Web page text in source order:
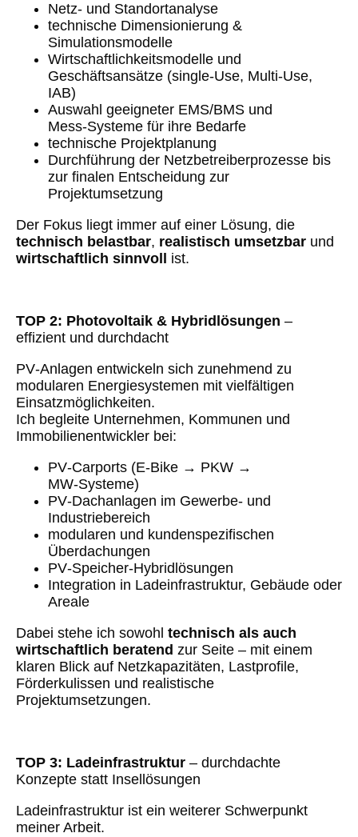
Netz- und Standortanalyse
technische Dimensionierung &
Simulationsmodelle
Wirtschaftlichkeitsmodelle und
Geschäftsansätze (single-Use, Multi-Use,
IAB)
Auswahl geeigneter EMS/BMS und
Mess‑Systeme für ihre Bedarfe
technische Projektplanung
Durchführung der Netzbetreiberprozesse bis
zur finalen Entscheidung zur
Projektumsetzung
Der Fokus liegt immer auf einer Lösung, die
technisch belastbar, realistisch umsetzbar und
wirtschaftlich sinnvoll
ist.
TOP 2: Photovoltaik & Hybridlösungen –
effizient und durchdacht
PV‑Anlagen entwickeln sich zunehmend zu
modularen Energiesystemen mit vielfältigen
Einsatzmöglichkeiten.
Ich begleite Unternehmen, Kommunen und
Immobilienentwickler bei:
PV‑Carports (E‑Bike → PKW →
MW‑Systeme)
PV‑Dachanlagen im Gewerbe- und
Industriebereich
modularen und kundenspezifischen
Überdachungen
PV‑Speicher‑Hybridlösungen
Integration in Ladeinfrastruktur, Gebäude oder
Areale
Dabei stehe ich sowohl technisch als auch
wirtschaftlich beratend zur Seite – mit einem
klaren Blick auf Netzkapazitäten, Lastprofile,
Förderkulissen und realistische
Projektumsetzungen.
TOP 3: Ladeinfrastruktur – durchdachte
Konzepte statt Insellösungen
Ladeinfrastruktur ist ein weiterer Schwerpunkt
meiner Arbeit.